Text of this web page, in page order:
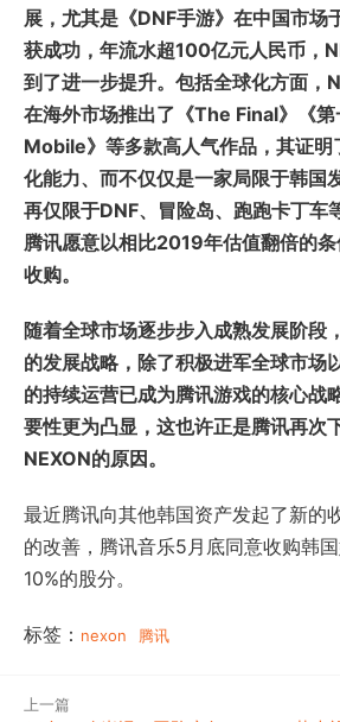
展，尤其是《DNF手游》在中国市
获成功，年流水超100亿元人民币，
到了进一步提升。包括全球化方面，
在海外市场推出了《The Final》《
Mobile》等多款高人气作品，其证明
化能力、而不仅仅是一家局限于韩国
再仅限于DNF、冒险岛、跑跑卡丁车
腾讯愿意以相比2019年估值翻倍的
收购。
随着全球市场逐步步入成熟发展阶段
的发展战略，除了积极进军全球市场
的持续运营已成为腾讯游戏的核心战
要性更为凸显，这也许正是腾讯再次
NEXON的原因。
最近腾讯向其他韩国资产发起了新的
的改善，腾讯音乐5月底同意收购韩
10%的股分。
标签： nexon 腾讯
上一篇